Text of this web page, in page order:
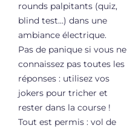
rounds palpitants (quiz,
blind test…) dans une
ambiance électrique.
Pas de panique si vous ne
connaissez pas toutes les
réponses : utilisez vos
jokers pour tricher et
rester dans la course !
Tout est permis : vol de